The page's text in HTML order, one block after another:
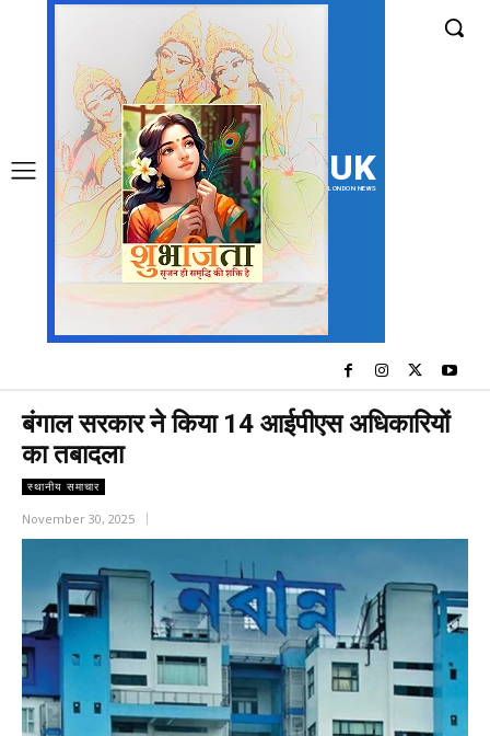
UK
LONDON NEWS
बंगाल सरकार ने किया 14 आईपीएस अधिकारियों
का तबादला
स्थानीय समाचार
November 30, 2025